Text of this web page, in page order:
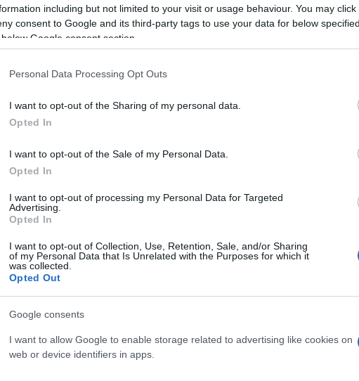
including but not limited to your visit or usage behaviour. You may
consent to Google and its third-party tags to use your data for below
below Google consent section.
Personal Data Processing Opt Outs
I want to opt-out of the Sharing of my personal data.
Opted In
I want to opt-out of the Sale of my Personal Data.
Opted In
I want to opt-out of processing my Personal Data for Targeted
Advertising.
Opted In
I want to opt-out of Collection, Use, Retention, Sale, and/or Sharing
of my Personal Data that Is Unrelated with the Purposes for which it
was collected.
Opted Out
Google consents
I want to allow Google to enable storage related to advertising like cookies on
web or device identifiers in apps.